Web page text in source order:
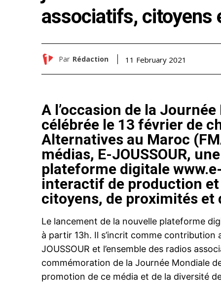
associatifs, citoyens
Par Rédaction 11 February 2021
A l’occasion de la
célébrée le 13 février de
Alternatives au Maroc
médias, E-JOUSSOUR,
plateforme digitale
interactif de production
citoyens, de proximités et
Le lancement de la nouvelle plateforme
à partir 13h. Il s’incrit comme contribution
JOUSSOUR et l’ensemble des radios
commémoration de la Journée Mondiale
promotion de ce média et de la diversité